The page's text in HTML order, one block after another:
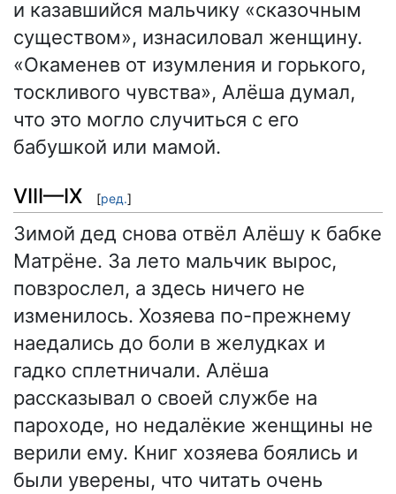
и казавшийся мальчику «сказочным
существом», изнасиловал женщину.
«Окаменев от изумления и горького,
тоскливого чувства», Алёша думал,
что это могло случиться с его
бабушкой или мамой.
VIII—IX [ред.]
Зимой дед снова отвёл Алёшу к бабке
Матрёне. За лето мальчик вырос,
повзрослел, а здесь ничего не
изменилось. Хозяева по-прежнему
наедались до боли в желудках и
гадко сплетничали. Алёша
рассказывал о своей службе на
пароходе, но недалёкие женщины не
верили ему. Книг хозяева боялись и
были уверены, что читать очень